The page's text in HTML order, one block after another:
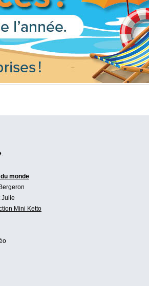
On a parlé
Achat en
Nous
Politique de
monde
Julie
Mini Ketto